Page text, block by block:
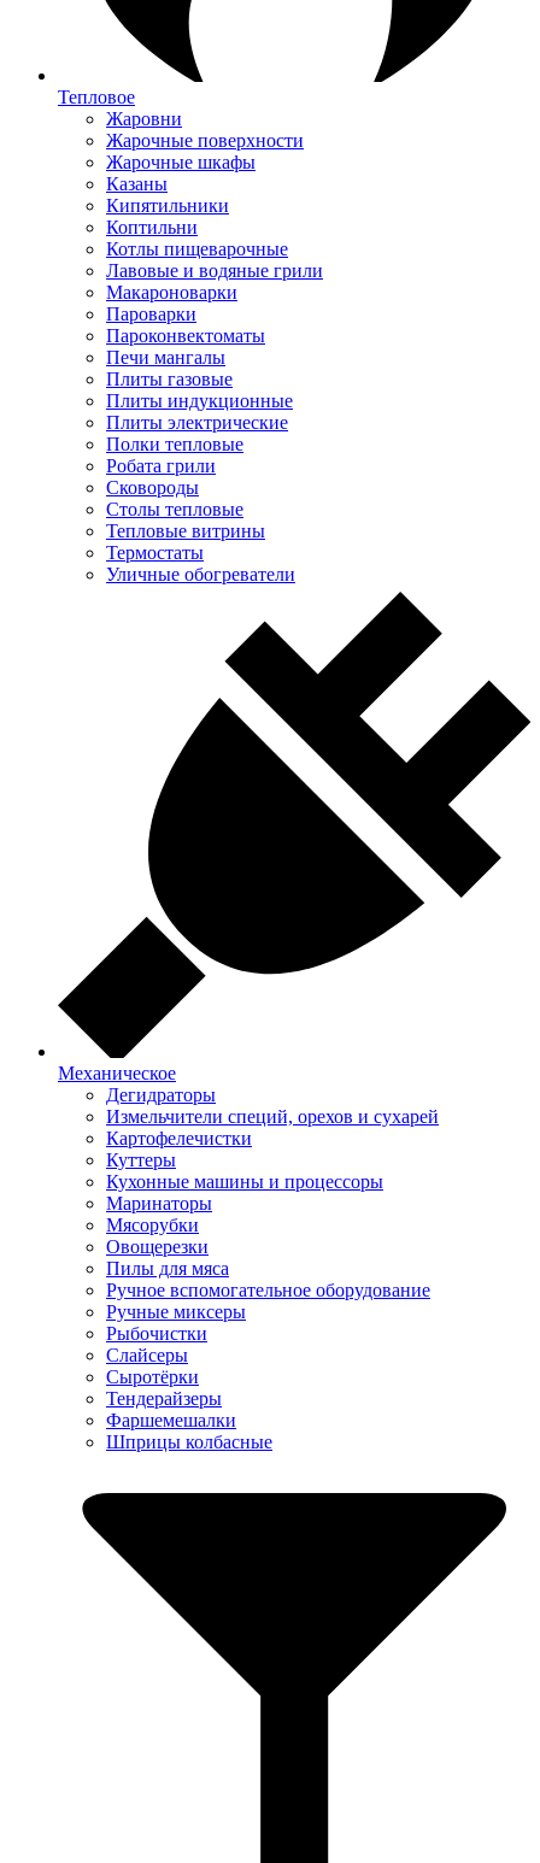
Тепловое
Жаровни
Жарочные поверхности
Жарочные шкафы
Казаны
Кипятильники
Коптильни
Котлы пищеварочные
Лавовые и водяные грили
Макароноварки
Пароварки
Пароконвектоматы
Печи мангалы
Плиты газовые
Плиты индукционные
Плиты электрические
Полки тепловые
Робата грили
Сковороды
Столы тепловые
Тепловые витрины
Термостаты
Уличные обогреватели
Механическое
Дегидраторы
Измельчители специй, орехов и сухарей
Картофелечистки
Куттеры
Кухонные машины и процессоры
Маринаторы
Мясорубки
Овощерезки
Пилы для мяса
Ручное вспомогательное оборудование
Ручные миксеры
Рыбочистки
Слайсеры
Сыротёрки
Тендерайзеры
Фаршемешалки
Шприцы колбасные